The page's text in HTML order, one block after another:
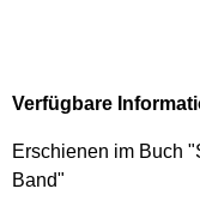
Verfügbare
Erschienen im Buch
Band"